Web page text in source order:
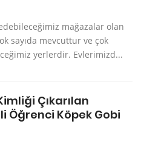
mağazalar olan
sayıda mevcuttur ve çok
yerlerdir. Evlerimizd...
Çıkarılan
Öğrenci Köpek Gobi